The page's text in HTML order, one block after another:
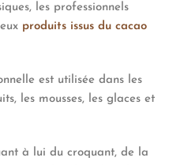
les professionnels
produits issus du cacao
est utilisée dans les
les mousses, les glaces et
à lui du croquant, de la